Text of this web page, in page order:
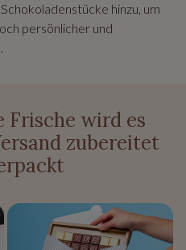
hinzu, um
persönlicher und
Frische wird es
zubereitet